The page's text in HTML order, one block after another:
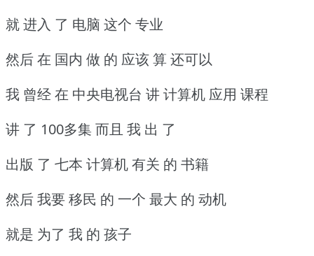
就 进入 了 电脑 这个 专业
然后 在 国内 做 的 应该 算 还可以
我 曾经 在 中央电视台 讲 计算机 应用 课程
讲 了 100多集 而且 我 出 了
出版 了 七本 计算机 有关 的 书籍
然后 我要 移民 的 一个 最大 的 动机
就是 为了 我 的 孩子